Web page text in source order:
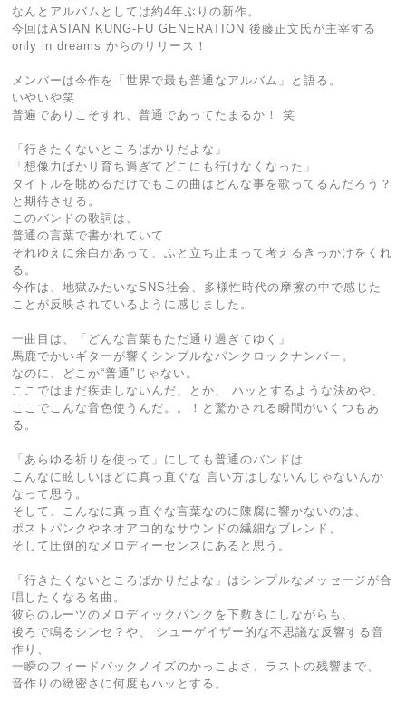
なんとアルバムとしては約4年ぶりの新作。
今回はASIAN KUNG-FU GENERATION 後藤正文氏が主宰する
only in dreams からのリリース！
メンバーは今作を「世界で最も普通なアルバム」と語る。
いやいや笑
普遍でありこそすれ、普通であってたまるか！ 笑
「行きたくないところばかりだよな」
「想像力ばかり育ち過ぎてどこにも行けなくなった」
タイトルを眺めるだけでもこの曲はどんな事を歌ってるんだろう？
と期待させる。
このバンドの歌詞は、
普通の言葉で書かれていて
それゆえに余白があって、ふと立ち止まって考えるきっかけをくれ
る。
今作は、地獄みたいなSNS社会、多様性時代の摩擦の中で感じた
ことが反映されているように感じました。
一曲目は、「どんな⾔葉もただ通り過ぎてゆく」
馬鹿でかいギターが響くシンプルなパンクロックナンバー。
なのに、どこか“普通”じゃない。
ここではまだ疾走しないんだ、とか、 ハッとするような決めや、
ここでこんな音色使うんだ。。！と驚かされる瞬間がいくつもあ
る。
「あらゆる祈りを使って」にしても普通のバンドは
こんなに眩しいほどに真っ直ぐな 言い方はしないんじゃないんか
なって思う。
そして、こんなに真っ直ぐな言葉なのに陳腐に響かないのは、
ポストパンクやネオアコ的なサウンドの繊細なブレンド、
そして圧倒的なメロディーセンスにあると思う。
「行きたくないところばかりだよな」はシンプルなメッセージが合
唱したくなる名曲。
彼らのルーツのメロディックパンクを下敷きにしながらも、
後ろで鳴るシンセ？や、 シューゲイザー的な不思議な反響する音
作り、
一瞬のフィードバックノイズのかっこよさ、ラストの残響まで、
音作りの緻密さに何度もハッとする。